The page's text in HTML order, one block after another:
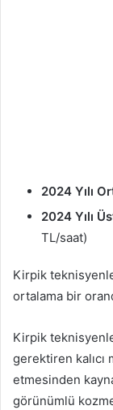
2024 Yılı
2024 Yılı
TL/saat)
Kirpik
ortalama bir
Kirpik
gerektiren kalıcı
etmesinden
görünümlü